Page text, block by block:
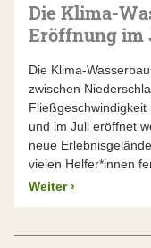
Die Klima-
Eröffnung im
Die Klima-
zwischen
und im Juli eröffnet
neue
vielen Helfer*innen
Weiter ›